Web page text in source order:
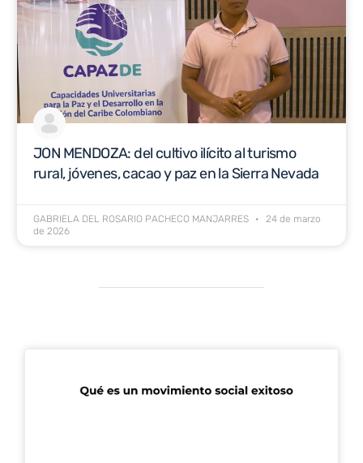
JON MENDOZA: del cultivo ilícito al turismo
rural, jóvenes, cacao y paz en la Sierra Nevada
GABRIELA DEL ROSARIO PACHECO MANJARRES
24 de marzo
de 2026